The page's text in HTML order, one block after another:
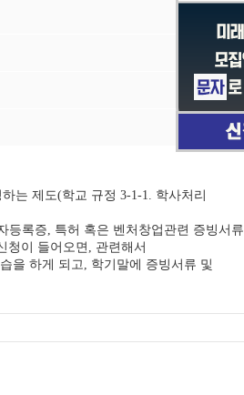
는 제도(학교 규정 3-1-1. 학사처리
등록증, 특허 혹은 벤처창업관련 증빙서류
청이 들어오면 , 관련해서
을 하게 되고 , 학기말에 증빙서류 및